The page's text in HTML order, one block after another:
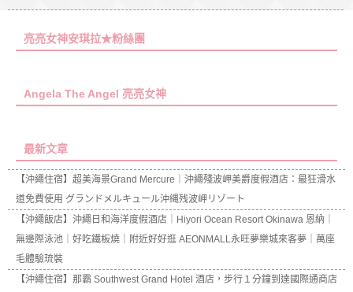
亮亮女神安琪拉★粉絲團
Angela The Angel 亮亮女神
最新文章
【沖繩住宿】超美海景Grand Mercure｜沖繩殘波岬美爵度假酒店：最狂滑水
道免費使用 グランドメルキュール沖縄残波岬リゾート
【沖繩飯店】沖繩日和海洋度假酒店｜Hiyori Ocean Resort Okinawa 恩納｜
無邊際泳池｜好吃鐵板燒｜附近好好逛 AEONMALL永旺夢樂城來客夢｜萬座
毛體驗琉裝
【沖繩住宿】那霸 Southwest Grand Hotel 酒店，步行１分鐘到達國際通商店